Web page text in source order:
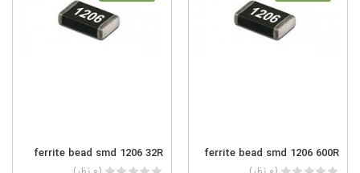
ferrite bead smd 1206 600R
ferrite bead smd 1206 32R